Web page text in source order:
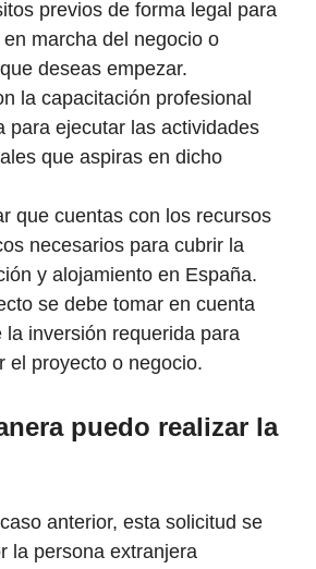
previos de forma legal para
en marcha del negocio o
deseas empezar.
la capacitación profesional
para ejecutar las actividades
que aspiras en dicho
que cuentas con los recursos
necesarios para cubrir la
y alojamiento en España.
se debe tomar en cuenta
la inversión requerida para
el proyecto o negocio.
puedo realizar la
anterior, esta solicitud se
la persona extranjera